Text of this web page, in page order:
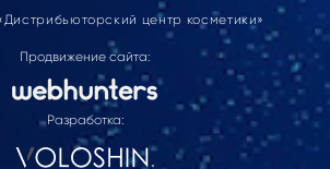
центр косметики»
Продвижение сайта:
Разработка: